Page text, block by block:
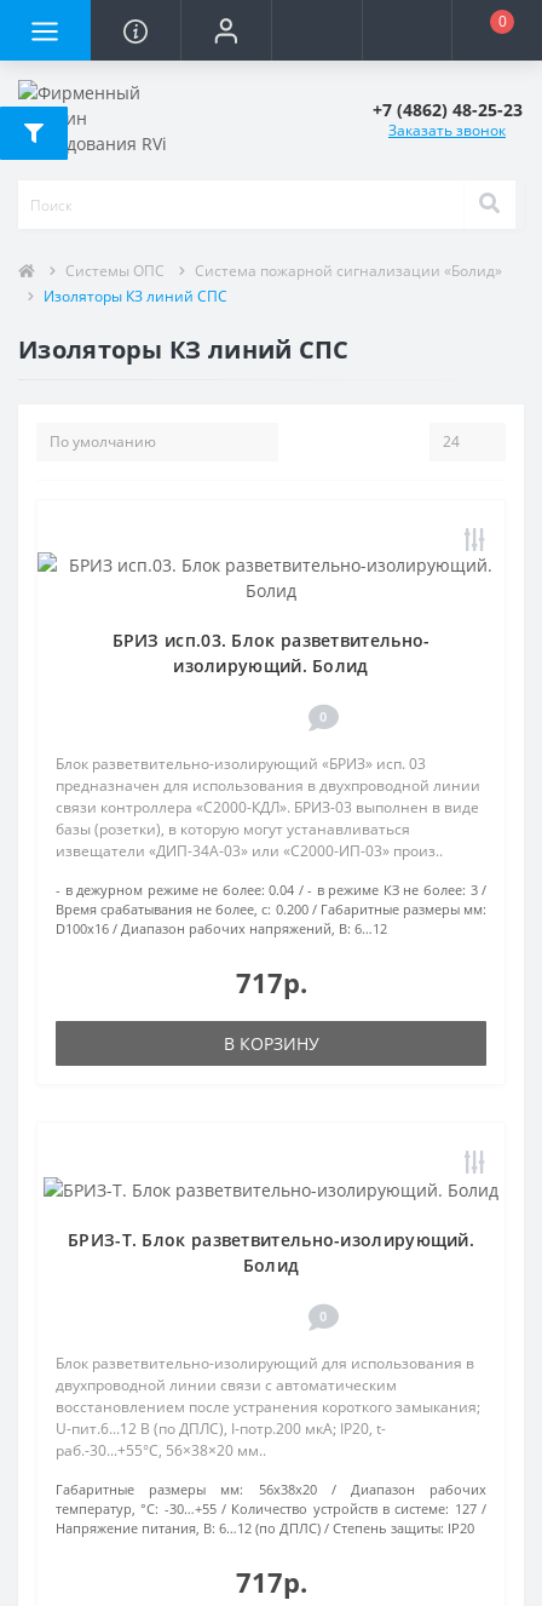
0
+7 (4862) 48-25-23
Заказать звонок
Системы ОПС
Система пожарной сигнализации «Болид»
Изоляторы КЗ линий СПС
Изоляторы КЗ линий СПС
БРИЗ исп.03. Блок разветвительно-
изолирующий. Болид
0
Блок разветвительно-изолирующий «БРИЗ» исп. 03
предназначен для использования в двухпроводной линии
связи контроллера «С2000-КДЛ». БРИЗ-03 выполнен в виде
базы (розетки), в которую могут устанавливаться
извещатели «ДИП-34А-03» или «С2000-ИП-03» произ..
- в дежурном режиме не более: 0.04 - в режиме КЗ не более: 3
Время срабатывания не более, с: 0.200
Габаритные размеры мм:
D100х16
Диапазон рабочих напряжений, В: 6…12
717р.
В КОРЗИНУ
БРИЗ-Т. Блок разветвительно-изолирующий.
Болид
0
Блок разветвительно-изолирующий для использования в
двухпроводной линии связи с автоматическим
восстановлением после устранения короткого замыкания;
U-пит.6...12 В (по ДПЛС), I-потр.200 мкА; IP20, t-
раб.-30...+55°С, 56×38×20 мм..
Габаритные размеры мм: 56х38х20
Диапазон рабочих
температур, °С: -30…+55 Количество устройств в системе: 127
Напряжение питания, В: 6…12 (по ДПЛС) Степень защиты: IP20
717р.